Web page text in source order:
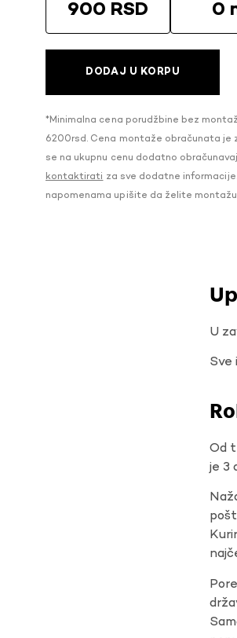
900 RSD 0
DODAJ U KORPU
*Minimalna cena porudžbine bez
6200rsd. Cena montaže obračunata je
se na ukupnu cenu dodatno
kontaktirati za sve dodatne
napomenama upišite da želite
U
Sve
Od
je 3